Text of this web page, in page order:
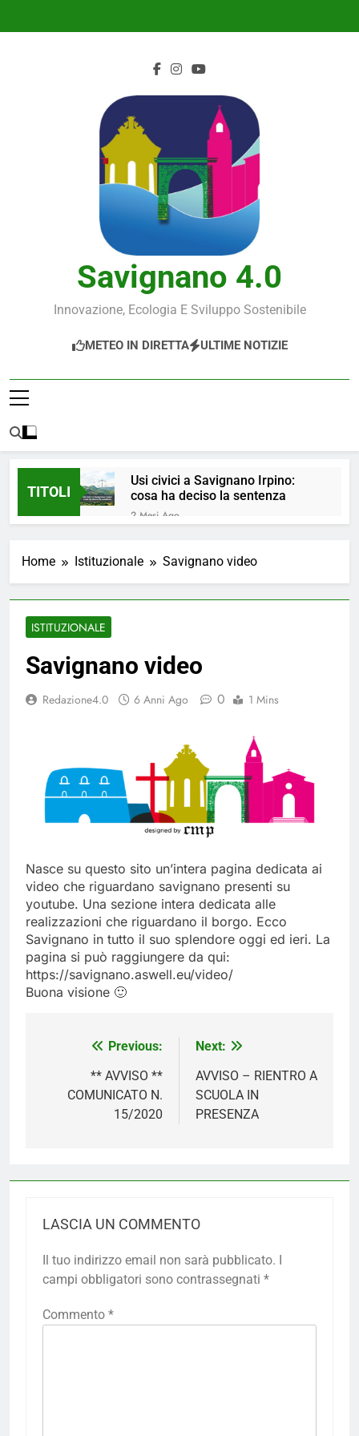
Savignano 4.0
Innovazione, Ecologia E Sviluppo Sostenibile
METEO IN DIRETTA ULTIME NOTIZIE
TITOLI
Usi civici a Savignano Irpino:
cosa ha deciso la sentenza
2 Mesi Ago
4 Mesi Ago
ORDINANZA N. 8/2026 –
PARZIALE REVOCA DEL DIVIETO
ACQUA
4 Mesi Ago
⚠️ Emergenza Acqua a
Mangiaplastica: Più ricicli, più
risparmi!
10 Mesi Ago
Postamat chiuso di notte a
Savignano: misura anti-rapina
fino alle 8:30
la nuova grafica del blog dedicato
al futuro del nostro paese
1 Anno Ago
🌤️ Nuova Webcam Live per il
Meteo a Savignano Irpino!
2 Anni Ago
Test IT-alert l’11 ottobre:
messaggio sui cellulari anche a
Savignano
Home Istituzionale Savignano video
ISTITUZIONALE
Savignano video
Redazione4.0 6 Anni Ago 0 1 Mins
Nasce su questo sito un’intera pagina dedicata ai
video che riguardano savignano presenti su
youtube. Una sezione intera dedicata alle
realizzazioni che riguardano il borgo. Ecco
Savignano in tutto il suo splendore oggi ed ieri. La
pagina si può raggiungere da qui:
https://savignano.aswell.eu/video/
Buona visione 🙂
NavigazionePrevious:
** AVVISO **
COMUNICATO N.
15/2020
Next:
AVVISO – RIENTRO A
SCUOLA IN
PRESENZA
LASCIA UN COMMENTO
Il tuo indirizzo email non sarà pubblicato. I
campi obbligatori sono contrassegnati *
Commento *